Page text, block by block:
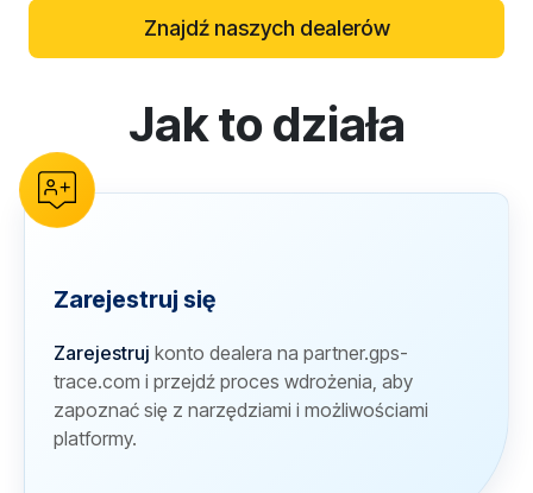
Znajdź naszych dealerów
reCAPTCHA verificationJak to działa
Zarejestruj się
Zarejestruj konto dealera na partner.gps-
trace.com i przejdź proces wdrożenia, aby
zapoznać się z narzędziami i możliwościami
platformy.